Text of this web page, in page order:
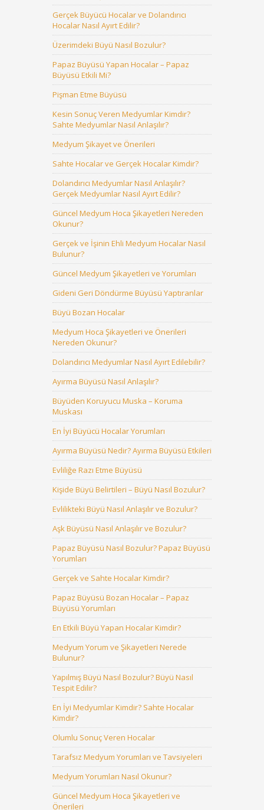
Gerçek Büyücü Hocalar ve Dolandırıcı
Hocalar Nasıl Ayırt Edilir?
Üzerimdeki Büyü Nasıl Bozulur?
Papaz Büyüsü Yapan Hocalar – Papaz
Büyüsü Etkili Mi?
Pişman Etme Büyüsü
Kesin Sonuç Veren Medyumlar Kimdir?
Sahte Medyumlar Nasıl Anlaşılır?
Medyum Şikayet ve Önerileri
Sahte Hocalar ve Gerçek Hocalar Kimdir?
Dolandırıcı Medyumlar Nasıl Anlaşılır?
Gerçek Medyumlar Nasıl Ayırt Edilir?
Güncel Medyum Hoca Şikayetleri Nereden
Okunur?
Gerçek ve İşinin Ehli Medyum Hocalar Nasıl
Bulunur?
Güncel Medyum Şikayetleri ve Yorumları
Gideni Geri Döndürme Büyüsü Yaptıranlar
Büyü Bozan Hocalar
Medyum Hoca Şikayetleri ve Önerileri
Nereden Okunur?
Dolandırıcı Medyumlar Nasıl Ayırt Edilebilir?
Ayırma Büyüsü Nasıl Anlaşılır?
Büyüden Koruyucu Muska – Koruma
Muskası
En İyi Büyücü Hocalar Yorumları
Ayırma Büyüsü Nedir? Ayırma Büyüsü Etkileri
Evliliğe Razı Etme Büyüsü
Kişide Büyü Belirtileri – Büyü Nasıl Bozulur?
Evlilikteki Büyü Nasıl Anlaşılır ve Bozulur?
Aşk Büyüsü Nasıl Anlaşılır ve Bozulur?
Papaz Büyüsü Nasıl Bozulur? Papaz Büyüsü
Yorumları
Gerçek ve Sahte Hocalar Kimdir?
Papaz Büyüsü Bozan Hocalar – Papaz
Büyüsü Yorumları
En Etkili Büyü Yapan Hocalar Kimdir?
Medyum Yorum ve Şikayetleri Nerede
Bulunur?
Yapılmış Büyü Nasıl Bozulur? Büyü Nasıl
Tespit Edilir?
En İyi Medyumlar Kimdir? Sahte Hocalar
Kimdir?
Olumlu Sonuç Veren Hocalar
Tarafsız Medyum Yorumları ve Tavsiyeleri
Medyum Yorumları Nasıl Okunur?
Güncel Medyum Hoca Şikayetleri ve
Önerileri